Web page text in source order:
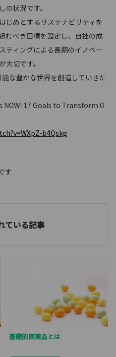
の状況です。
じめとするサステナビリティを
むべき目標を設定し、自社の成
ティングによる長期のイノベー
大切です。
な豊かな世界を創造していきた
NOW! 17 Goals to Transform O
b4Qskg
す
ている記事
基礎的医薬品とは